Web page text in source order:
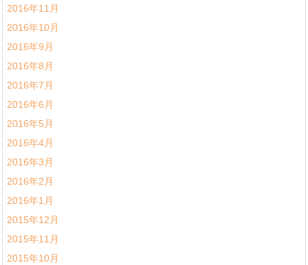
2016年11月
2016年10月
2016年9月
2016年8月
2016年7月
2016年6月
2016年5月
2016年4月
2016年3月
2016年2月
2016年1月
2015年12月
2015年11月
2015年10月